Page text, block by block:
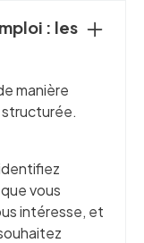
: les
manière
vous
intéresse, et